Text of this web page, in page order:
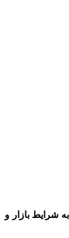
شرایط بازار و